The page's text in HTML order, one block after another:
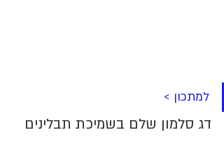
למתכון >
דג סלמון שלם בשמיכת תבלינים